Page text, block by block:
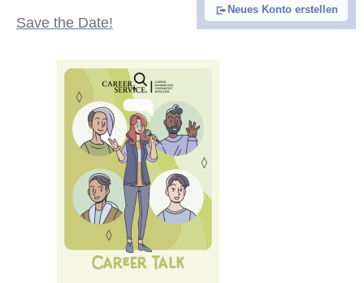
Neues Konto erstellen
Save the Date!